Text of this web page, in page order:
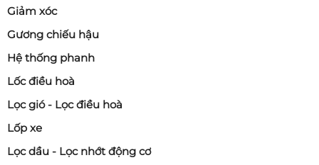
Giảm xóc
Gương chiếu hậu
Hệ thống phanh
Lốc điều hoà
Lọc gió - Lọc điều hoà
Lốp xe
Lọc dầu - Lọc nhớt động cơ